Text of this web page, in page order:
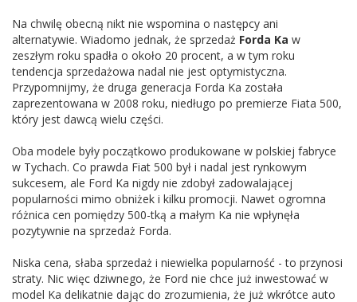
Na chwilę obecną nikt nie wspomina o następcy ani
alternatywie. Wiadomo jednak, że sprzedaż Forda Ka w
zeszłym roku spadła o około 20 procent, a w tym roku
tendencja sprzedażowa nadal nie jest optymistyczna.
Przypomnijmy, że druga generacja Forda Ka została
zaprezentowana w 2008 roku, niedługo po premierze Fiata 500,
który jest dawcą wielu części.
Oba modele były początkowo produkowane w polskiej fabryce
w Tychach. Co prawda Fiat 500 był i nadal jest rynkowym
sukcesem, ale Ford Ka nigdy nie zdobył zadowalającej
popularności mimo obniżek i kilku promocji. Nawet ogromna
różnica cen pomiędzy 500-tką a małym Ka nie wpłynęła
pozytywnie na sprzedaż Forda.
Niska cena, słaba sprzedaż i niewielka popularność - to przynosi
straty. Nic więc dziwnego, że Ford nie chce już inwestować w
model Ka delikatnie dając do zrozumienia, że już wkrótce auto